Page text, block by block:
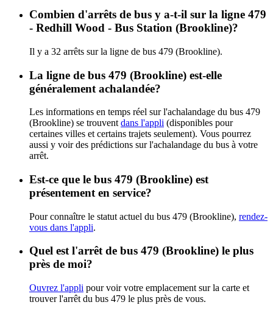
Combien d'arrêts de bus y a-t-il sur la ligne 479
- Redhill Wood - Bus Station (Brookline)?
Il y a 32 arrêts sur la ligne de bus 479 (Brookline).
La ligne de bus 479 (Brookline) est-elle
généralement achalandée?
Les informations en temps réel sur l'achalandage du bus 479
(Brookline) se trouvent dans l'appli (disponibles pour
certaines villes et certains trajets seulement). Vous pourrez
aussi y voir des prédictions sur l'achalandage du bus à votre
arrêt.
Est-ce que le bus 479 (Brookline) est
présentement en service?
Pour connaître le statut actuel du bus 479 (Brookline), rendez-
vous dans l'appli.
Quel est l'arrêt de bus 479 (Brookline) le plus
près de moi?
Ouvrez l'appli pour voir votre emplacement sur la carte et
trouver l'arrêt du bus 479 le plus près de vous.